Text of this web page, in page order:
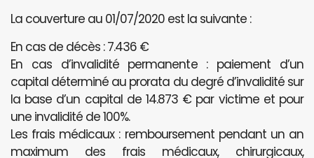
La couverture au 01/07/2020 est la suivante :
En cas de décès : 7.436 €
En cas d’invalidité permanente : paiement d’un
capital déterminé au prorata du degré d’invalidité sur
la base d’un capital de 14.873 € par victime et pour
une invalidité de 100%.
Les frais médicaux : remboursement pendant un an
maximum des frais médicaux, chirurgicaux,